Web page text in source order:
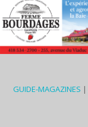
GUIDE-MAGAZINES |